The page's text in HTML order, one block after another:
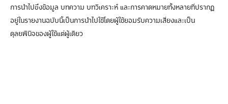
การนำไปซึ่งข้อมูล บทความ บทวิเคราะห์ และการคาดหมายทั้งหลายที่ปรากฏ
อยู่ในรายงานฉบับนี้เป็นการนำไปใช้โดยผู้ใช้ยอมรับความเสี่ยงและเป็น
ดุลยพินิจของผู้ใช้แต่ผู้เดียว